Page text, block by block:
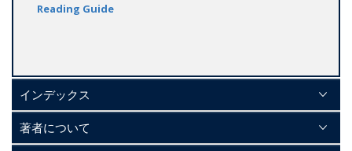
Reading Guide
インデックス
著者について